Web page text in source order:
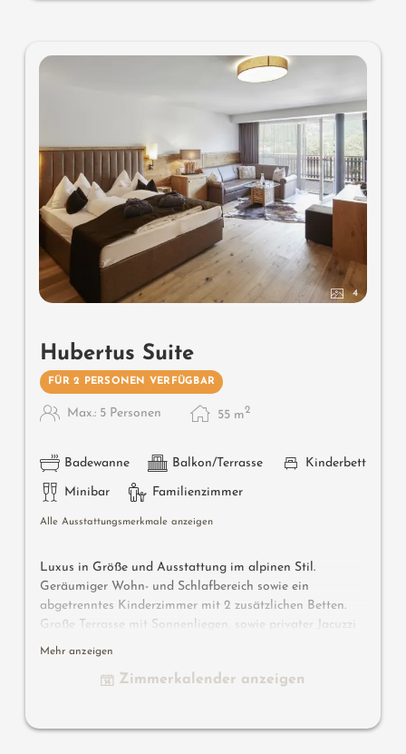
4
Hubertus Suite
FÜR 2 PERSONEN VERFÜGBAR
Max.: 5 Personen 55 m2
Badewanne Balkon/Terrasse Kinderbett
Minibar Familienzimmer
Alle Ausstattungsmerkmale anzeigen
Luxus in Größe und Ausstattung im alpinen Stil.
Geräumiger Wohn- und Schlafbereich sowie ein
abgetrenntes Kinderzimmer mit 2 zusätzlichen Betten.
Große Terrasse mit Sonnenliegen, sowie privater Jacuzzi
mit Blick über Latsch und das Vinschgau.
Mehr anzeigen
Zimmerkalender anzeigen